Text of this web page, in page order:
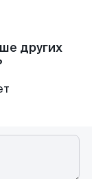
других